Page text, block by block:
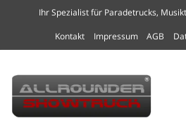
Ihr Spezialist für Paradetrucks,
Kontakt
Impressum AGB